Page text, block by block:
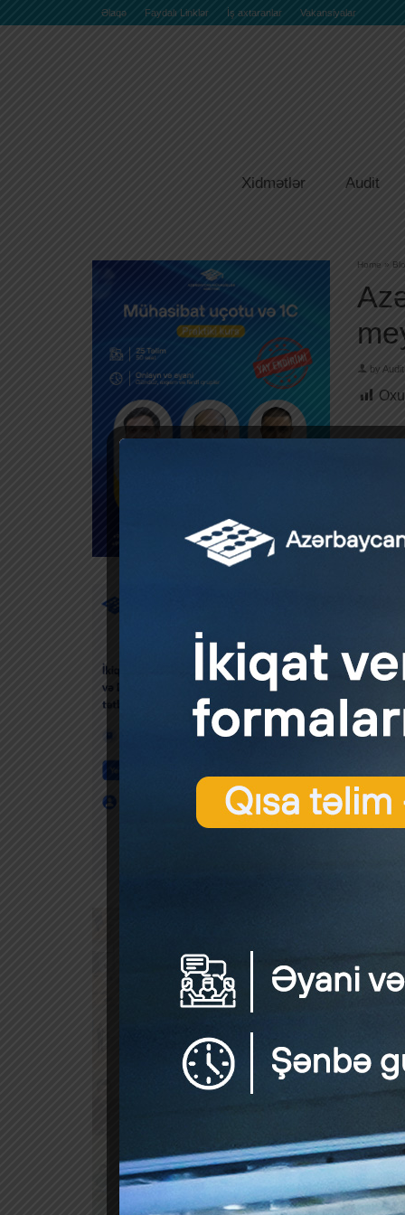
Əlaqə Faydalı Linklər İş axtaranlar Vakansiyalar
Xidmətlər Audit
Home »
by
İnsan
Ən